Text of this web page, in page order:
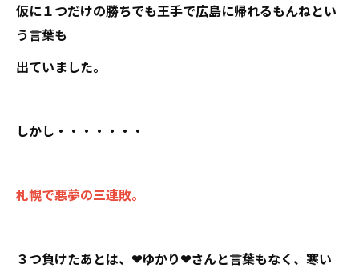
仮に１つだけの勝ちでも王手で広島に帰れるもんねとい
う言葉も
出ていました。
しかし・・・・・・・
札幌で悪夢の三連敗。
３つ負けたあとは、❤ゆかり❤さんと言葉もなく、寒い